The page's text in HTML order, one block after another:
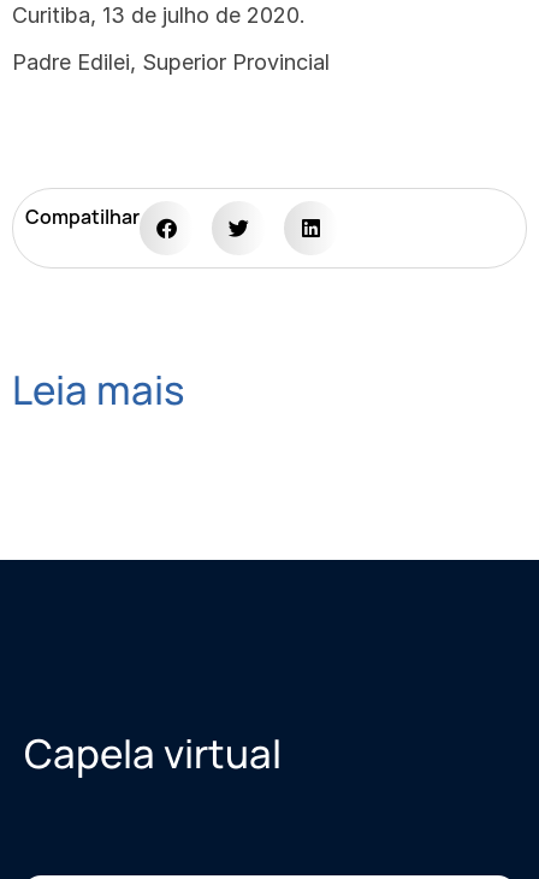
Curitiba, 13 de julho de 2020.
Padre Edilei, Superior Provincial
Compatilhar
Leia mais
Capela virtual